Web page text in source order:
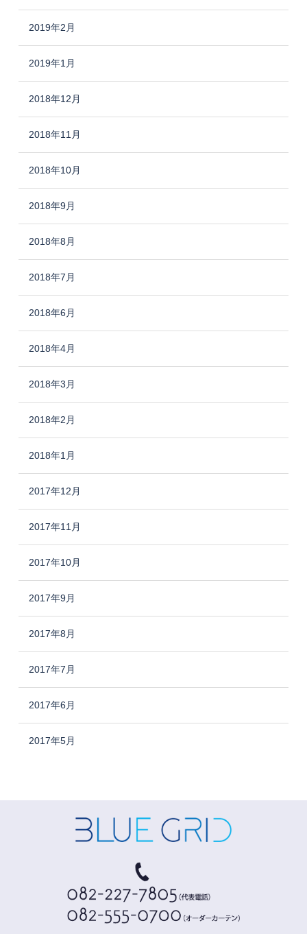
2019年2月
2019年1月
2018年12月
2018年11月
2018年10月
2018年9月
2018年8月
2018年7月
2018年6月
2018年4月
2018年3月
2018年2月
2018年1月
2017年12月
2017年11月
2017年10月
2017年9月
2017年8月
2017年7月
2017年6月
2017年5月